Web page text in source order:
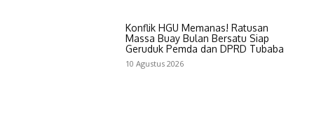
Konflik HGU Memanas! Ratusan
Massa Buay Bulan Bersatu Siap
Geruduk Pemda dan DPRD Tubaba
10 Agustus 2026